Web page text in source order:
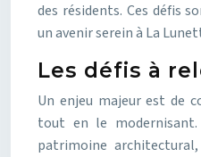
des résidents. Ces défis
un avenir serein à La
Les défis à
Un enjeu majeur est de
tout en le
patrimoine